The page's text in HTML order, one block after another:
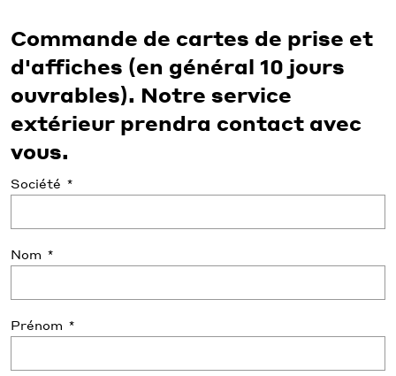
Commande de cartes de prise et
d'affiches (en général 10 jours
ouvrables). Notre service
extérieur prendra contact avec
vous.
Société
Nom
Prénom